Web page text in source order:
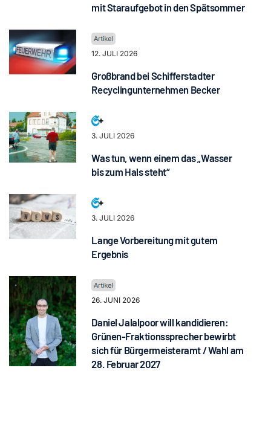
mit Staraufgebot in den Spätsommer
12. JULI 2026
Großbrand bei Schifferstadter
Recyclingunternehmen Becker
3. JULI 2026
Was tun, wenn einem das „Wasser
bis zum Hals steht“
3. JULI 2026
Lange Vorbereitung mit gutem
Ergebnis
26. JUNI 2026
Daniel Jalalpoor will kandidieren:
Grünen-Fraktionssprecher bewirbt
sich für Bürgermeisteramt / Wahl am
28. Februar 2027